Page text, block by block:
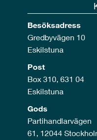
Besöksadress
Gredbyvägen 10
Eskilstuna
Post
Box 310, 631 04
Eskilstuna
Gods
Partihandlarvägen
61, 12044